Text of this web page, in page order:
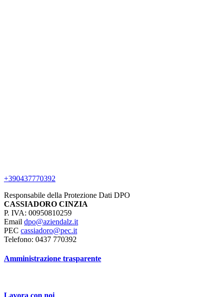
+390437770392
Responsabile della Protezione Dati DPO
CASSIADORO CINZIA
P. IVA: 00950810259
Email dpo@aziendalz.it
PEC cassiadoro@pec.it
Telefono: 0437 770392
Amministrazione trasparente
Lavora con noi